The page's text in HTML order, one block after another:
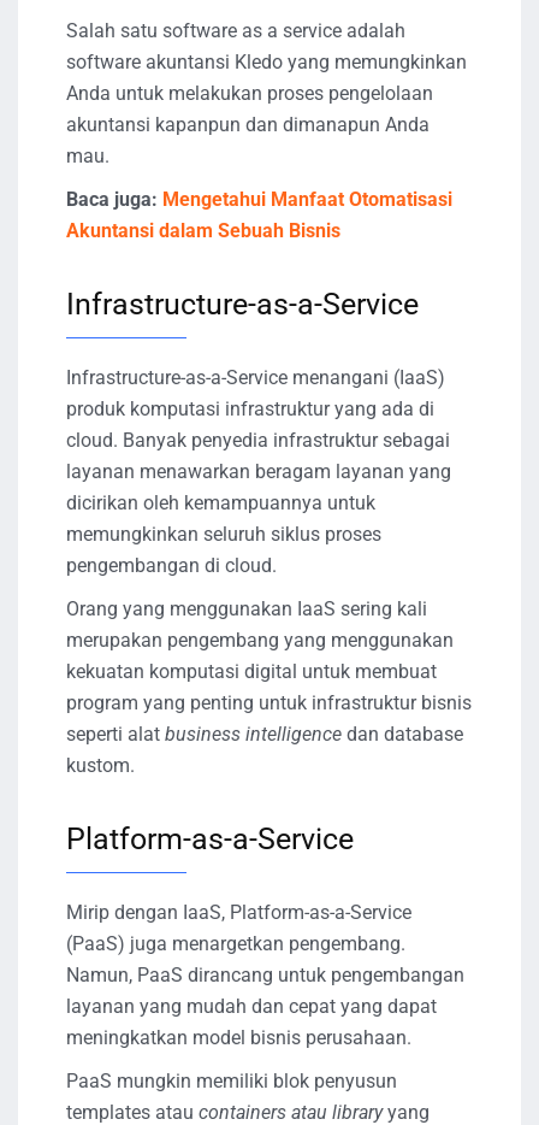
Salah satu software as a service adalah
software akuntansi Kledo yang memungkinkan
Anda untuk melakukan proses pengelolaan
akuntansi kapanpun dan dimanapun Anda
mau.
Baca juga: Mengetahui Manfaat Otomatisasi
Akuntansi dalam Sebuah Bisnis
Infrastructure-as-a-Service
Infrastructure-as-a-Service menangani (IaaS)
produk komputasi infrastruktur yang ada di
cloud. Banyak penyedia infrastruktur sebagai
layanan menawarkan beragam layanan yang
dicirikan oleh kemampuannya untuk
memungkinkan seluruh siklus proses
pengembangan di cloud.
Orang yang menggunakan IaaS sering kali
merupakan pengembang yang menggunakan
kekuatan komputasi digital untuk membuat
program yang penting untuk infrastruktur bisnis
seperti alat business intelligence dan database
kustom.
Platform-as-a-Service
Mirip dengan IaaS, Platform-as-a-Service
(PaaS) juga menargetkan pengembang.
Namun, PaaS dirancang untuk pengembangan
layanan yang mudah dan cepat yang dapat
meningkatkan model bisnis perusahaan.
PaaS mungkin memiliki blok penyusun
templates atau containers atau libraryyang